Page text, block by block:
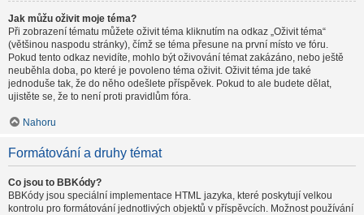
Jak můžu oživit moje téma?
Při zobrazení tématu můžete oživit téma kliknutím na odkaz „Oživit téma“
(většinou naspodu stránky), čímž se téma přesune na první místo ve fóru.
Pokud tento odkaz nevidíte, mohlo být oživování témat zakázáno, nebo ještě
neuběhla doba, po které je povoleno téma oživit. Oživit téma jde také
jednoduše tak, že do něho odešlete příspěvek. Pokud to ale budete dělat,
ujistěte se, že to není proti pravidlům fóra.
Nahoru
Formátování a druhy témat
Co jsou to BBKódy?
BBKódy jsou speciální implementace HTML jazyka, které poskytují velkou
kontrolu pro formátování jednotlivých objektů v příspěvcích. Možnost používání